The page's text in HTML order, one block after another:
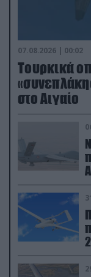
07.08.2026 | 00:02
Τουρκικά
στο Αιγαίο